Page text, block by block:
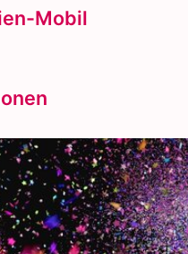
Mobil